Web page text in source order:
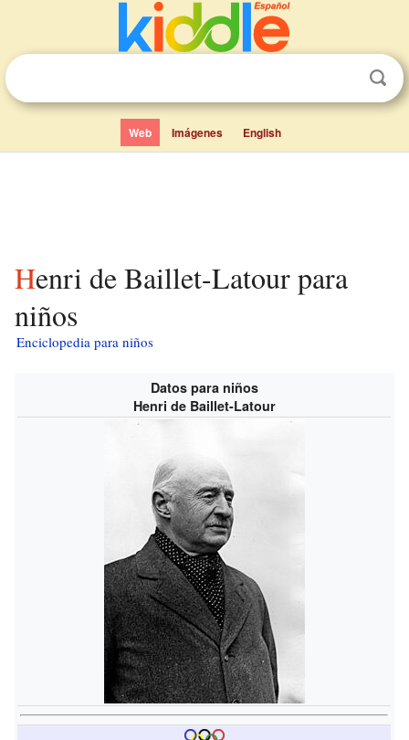
Web Imágenes English
Henri de Baillet-Latour para
niños
Enciclopedia para niños
Datos para niños
Henri de Baillet-Latour